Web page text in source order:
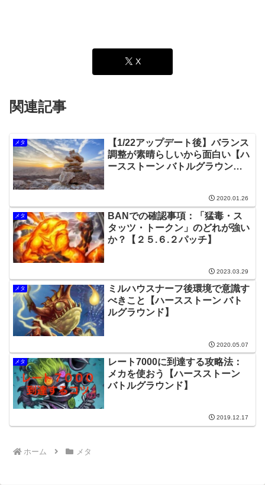
X
関連記事
メタ
【1/22アップデート後】バランス
調整が素晴らしいから面白い【ハ
ースストーン バトルグラウン
2020.01.26
メタ
BANでの確認事項：「猛毒・ス
タッツ・トークン」のどれが強い
か？【２５.６.２パッチ】
2023.03.29
メタ
ミルハウスナーフ後環境で意識す
べきこと【ハースストーン バト
ルグラウンド】
2020.05.07
メタ
レート7000に到達する攻略法：
メカを使おう【ハースストーン
バトルグラウンド】
2019.12.17
ホーム メタ